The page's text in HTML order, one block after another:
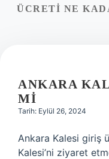
ÜCRETI NE
ANKARA
MI
Tarih: Eylül 26, 2024
Ankara Kalesi giriş
Kalesi’ni ziyaret